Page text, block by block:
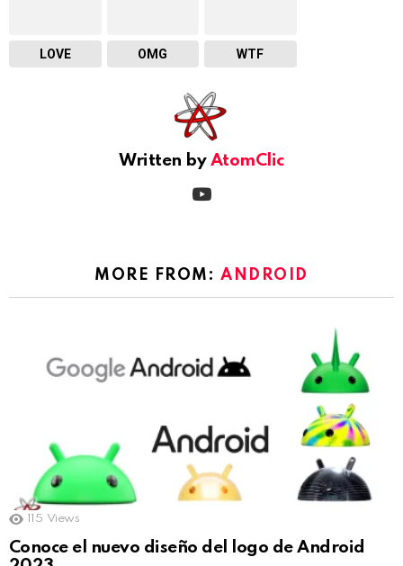
LOVE OMG WTF
Written by AtomClic
MORE FROM:ANDROID
115 Views
Conoce el nuevo diseño del logo de Android